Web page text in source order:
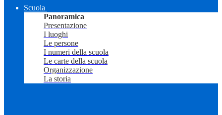
Scuola
Panoramica
Presentazione
I luoghi
Le persone
I numeri della scuola
Le carte della scuola
Organizzazione
La storia